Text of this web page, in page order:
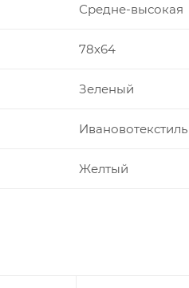
Средне-высокая
78х64
Зеленый
Ивановотекстиль
Желтый